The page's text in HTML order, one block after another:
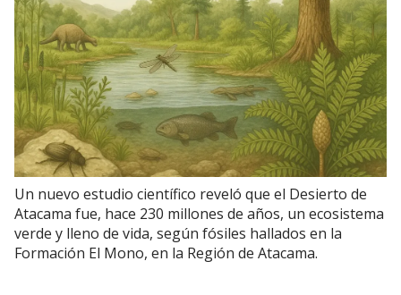
Un nuevo estudio científico reveló que el Desierto de
Atacama fue, hace 230 millones de años, un ecosistema
verde y lleno de vida, según fósiles hallados en la
Formación El Mono, en la Región de Atacama.